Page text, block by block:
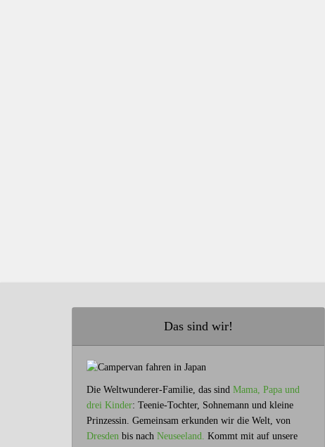
Das sind wir!
Die Weltwunderer-Familie, das sind Mama, Papa und
drei Kinder: Teenie-Tochter, Sohnemann und kleine
Prinzessin. Gemeinsam erkunden wir die Welt, von
Dresden bis nach Neuseeland. Kommt mit auf unsere